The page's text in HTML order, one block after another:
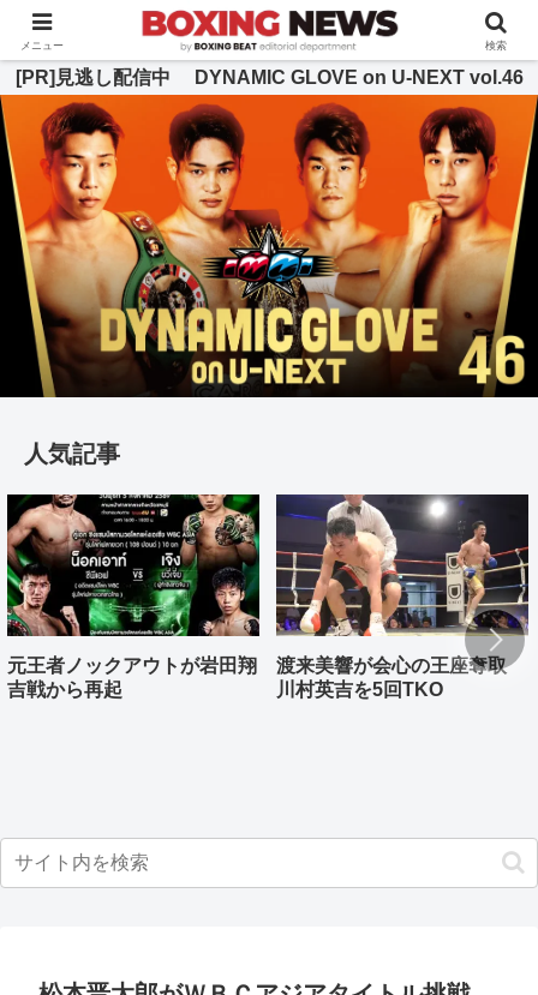
BOXING BEAT [ボクシング・ビート] 公式サイト
[PR]見逃し配信中 DYNAMIC GLOVE on U-NEXT vol.46
人気記事
元王者ノックアウトが岩田翔
吉戦から再起
渡来美響が会心の王座奪取
川村英吉を5回TKO
メニュー 検索